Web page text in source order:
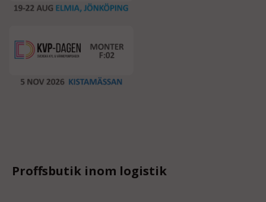
Proffsbutik inom logistik